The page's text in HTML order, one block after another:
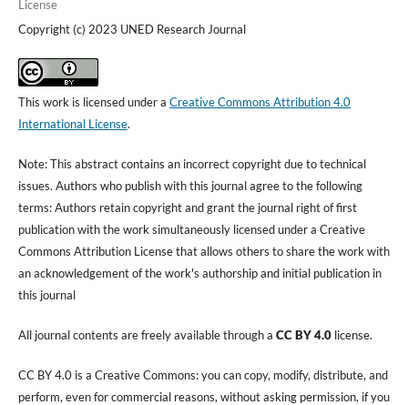
License
Copyright (c) 2023 UNED Research Journal
This work is licensed under a Creative Commons Attribution 4.0
International License.
Note: This abstract contains an incorrect copyright due to technical
issues. Authors who publish with this journal agree to the following
terms: Authors retain copyright and grant the journal right of first
publication with the work simultaneously licensed under a Creative
Commons Attribution License that allows others to share the work with
an acknowledgement of the work's authorship and initial publication in
this journal
All journal contents are freely available through a CC BY 4.0license.
CC BY 4.0 is a Creative Commons: you can copy, modify, distribute, and
perform, even for commercial reasons, without asking permission, if you